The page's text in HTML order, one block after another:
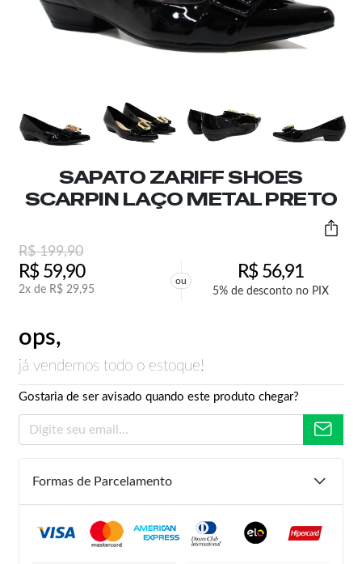
SAPATO ZARIFF SHOES
SCARPIN LAÇO METAL PRETO
R$199,90
R$59,90
2x de R$ 29,95
ou R$56,91
5% de desconto no PIX
ops,
já vendemos todo o estoque!
Gostaria de ser avisado quando este produto chegar?
Formas de Parcelamento